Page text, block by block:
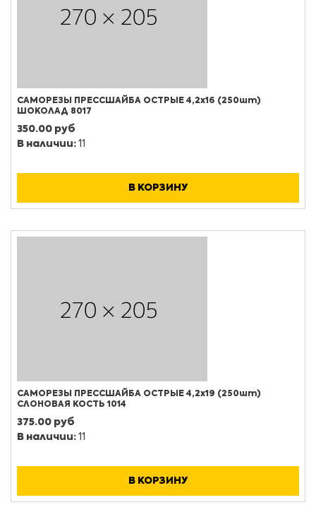
САМОРЕЗЫ ПРЕССШАЙБА ОСТРЫЕ 4,2х16 (250шт)
ШОКОЛАД 8017
350.00 руб
В наличии: 11
В КОРЗИНУ
САМОРЕЗЫ ПРЕССШАЙБА ОСТРЫЕ 4,2х19 (250шт)
СЛОНОВАЯ КОСТЬ 1014
375.00 руб
В наличии: 11
В КОРЗИНУ